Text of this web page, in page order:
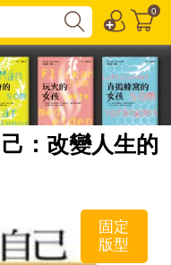
0
：改變人生的
固定
版型